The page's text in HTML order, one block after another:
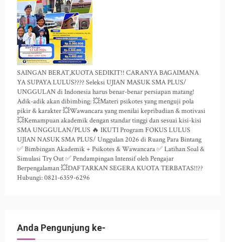
SAINGAN BERAT,KUOTA SEDIKIT!! CARANYA BAGAIMANA
YA SUPAYA LULUS???? Seleksi UJIAN MASUK SMA PLUS/
UNGGULAN di Indonesia harus benar-benar persiapan matang!
Adik-adik akan dibimbing: 💥Materi psikotes yang menguji pola
pikir & karakter 💥Wawancara yang menilai kepribadian & motivasi
💥Kemampuan akademik dengan standar tinggi dan sesuai kisi-kisi
SMA UNGGULAN/PLUS 🔥 IKUTI Program FOKUS LULUS
UJIAN NASUK SMA PLUS/ Unggulan 2026 di Ruang Para Bintang
✅ Bimbingan Akademik + Psikotes & Wawancara ✅ Latihan Soal &
Simulasi Try Out ✅ Pendampingan Intensif oleh Pengajar
Berpengalaman 💥DAFTARKAN SEGERA KUOTA TERBATAS!!??
Hubungi: 0821-6359-6296
Anda Pengunjung ke-